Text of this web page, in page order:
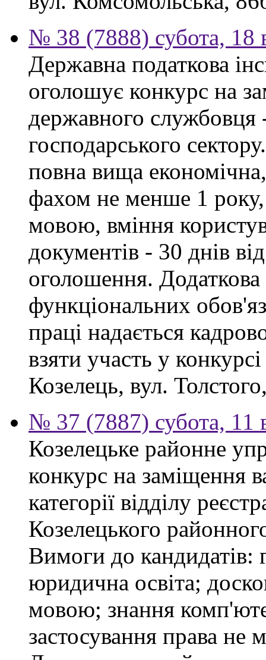
№ 38 (7888) субота, 18
Державна податкова
оголошує конкурс на
державного службовця
господарського
повна вища
фахом не менше 1
мовою, вміння
документів - 30 днів
оголошення.
функціональних
праці надається
взяти участь у
Козелець, вул.
№ 37 (7887) субота, 11
Козелецьке районне
конкурс на заміщення
категорії відділу
Козелецького
Вимоги до кандидатів:
юридична освіта;
мовою; знання
застосування права не